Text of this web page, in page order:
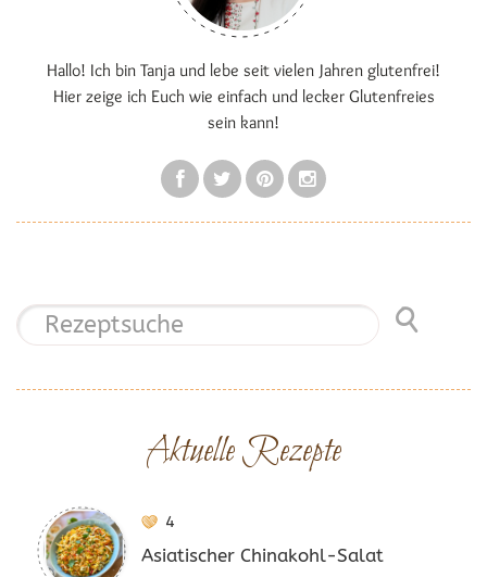
Hallo! Ich bin Tanja und lebe seit vielen Jahren glutenfrei!
Hier zeige ich Euch wie einfach und lecker Glutenfreies
sein kann!
Aktuelle Rezepte
4
Asiatischer Chinakohl-Salat